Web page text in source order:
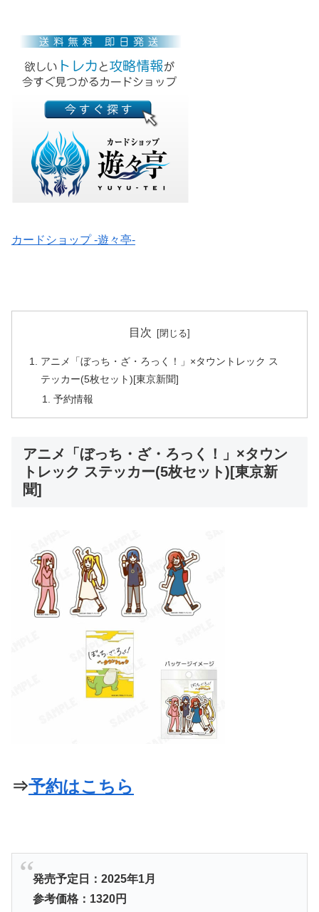
カードショップ -遊々亭-
目次
アニメ「ぼっち・ざ・ろっく！」×タウントレック ス
テッカー(5枚セット)[東京新聞]
予約情報
アニメ「ぼっち・ざ・ろっく！」×タウン
トレック ステッカー(5枚セット)[東京新
聞]
⇒予約はこちら
発売予定日：2025年1月
参考価格：1320円